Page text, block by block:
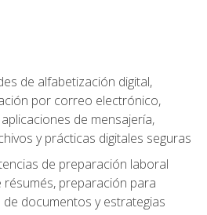
de alfabetización digital,
por correo electrónico,
de mensajería,
y prácticas digitales seguras
de preparación laboral
preparación para
documentos y estrategias